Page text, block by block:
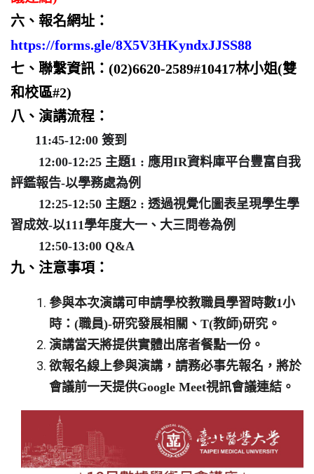
六、報名網址：
https://forms.gle/8X5V3HKyndxJJSS88
七、聯繫資訊：(02)6620-2589#10417林小姐(雙
和校區#2)
八、演講流程 ：
11:45-12:00 簽到
12:00-12:25 主題1 : 應用IR資料庫平台豐富自我
評鑑報告-以學務處為例
12:25-12:50 主題2 : 透過視覺化圖表呈現學生學
習成效-以111學年度大一、大三問卷為例
12:50-13:00 Q&A
九、注意事項：
參與本次演講可申請學校教職員學習時數1小
時：(職員)-研究發展相關、T(教師)研究。
演講當天將提供實體出席者餐點一份。
欲報名線上參與演講，請務必事先報名， 將於
會議前一天提供Google Meet視訊會議連結。